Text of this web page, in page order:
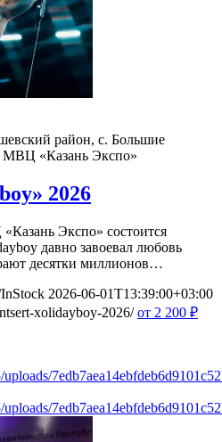
район, с. Большие
МВЦ «Казань Экспо»
2026
Экспо» состоится
давно завоевал любовь
десятки миллионов…
2026-06-01T13:39:00+03:00
xolidayboy-2026/ от 2 200 ₽